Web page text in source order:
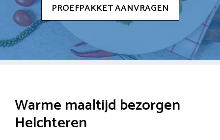
PROEFPAKKET AANVRAGEN
Warme maaltijd bezorgen
Helchteren